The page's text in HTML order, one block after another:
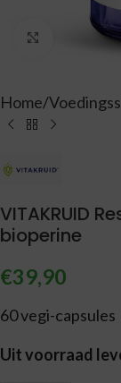
Home
VITAKRUID
bioperine
€39,90
60 vegi-capsules
Uit voorraad